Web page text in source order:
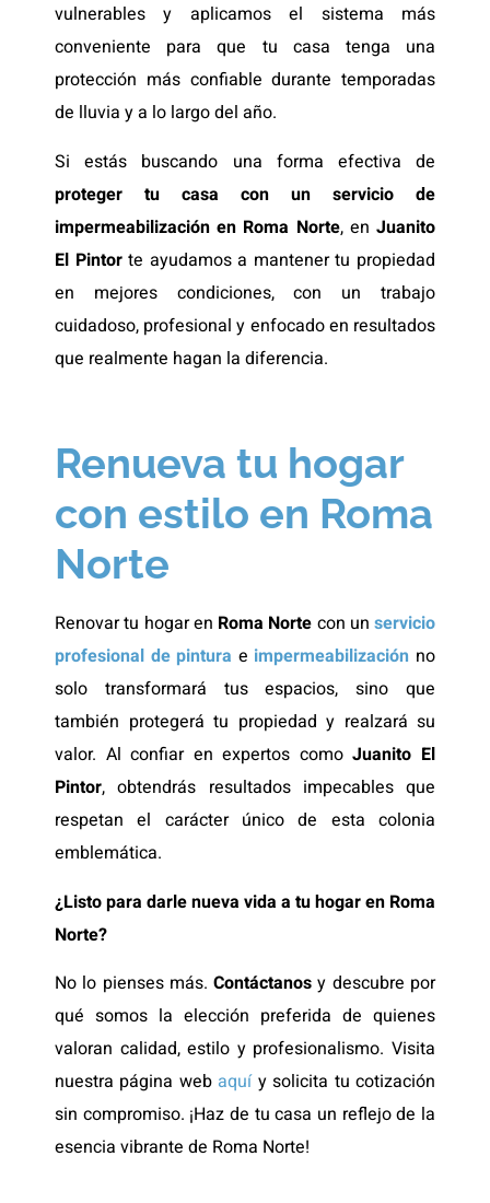
vulnerables y aplicamos el sistema más
conveniente para que tu casa tenga una
protección más confiable durante temporadas
de lluvia y a lo largo del año.
Si estás buscando una forma efectiva de
proteger tu casa con un servicio de
impermeabilización en Roma Norte, enJuanito
El Pintorte ayudamos a mantener tu propiedad
en mejores condiciones, con un trabajo
cuidadoso, profesional y enfocado en resultados
que realmente hagan la diferencia.
Renueva tu hogar
con estilo en Roma
Norte
Renovar tu hogar en Roma Norte con un servicio
profesional de pintura e impermeabilización no
solo transformará tus espacios, sino que
también protegerá tu propiedad y realzará su
valor. Al confiar en expertos comoJuanito El
Pintor, obtendrás resultados impecables que
respetan el carácter único de esta colonia
emblemática.
¿Listo para darle nueva vida a tu hogar en Roma
Norte?
No lo pienses más.Contáctanos y descubre por
qué somos la elección preferida de quienes
valoran calidad, estilo y profesionalismo. Visita
nuestra página web aquíy solicita tu cotización
sin compromiso. ¡Haz de tu casa un reflejo de la
esencia vibrante de Roma Norte!